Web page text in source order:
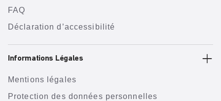
FAQ
Déclaration d’accessibilité
Informations Légales
Mentions légales
Protection des données personnelles